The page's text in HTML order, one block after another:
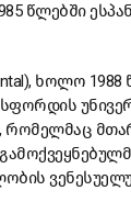
წლებში
ხოლო
რომელმაც